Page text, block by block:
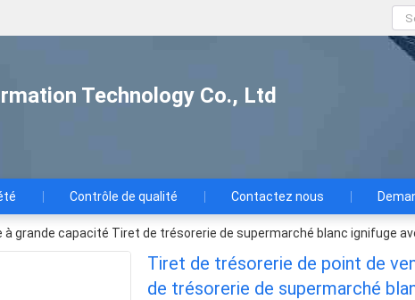
Technology Co., Ltd
Contrôle de qualité Contactez nous
grande capacité Tiret de trésorerie de supermarché blanc ignifuge
Tiret de trésorerie de point de
de trésorerie de supermarché